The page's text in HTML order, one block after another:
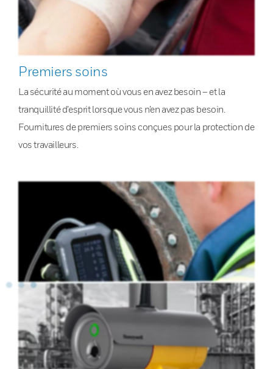
Premiers soins
La sécurité au moment où vous en avez besoin – et la
tranquillité d’esprit lorsque vous n’en avez pas besoin.
Fournitures de premiers soins conçues pour la protection de
vos travailleurs.